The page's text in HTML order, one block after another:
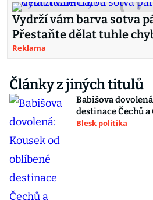
Vydrží vám barva sotva
Přestaňte dělat tuhle
Reklama
Články z jiných titulů
Babišova
destinace Čechů
Blesk politika